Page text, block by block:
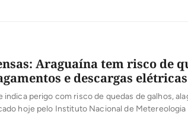
Araguaína tem risco de
e descargas elétricas
indica perigo com risco de quedas de galhos,
hoje pelo Instituto Nacional de